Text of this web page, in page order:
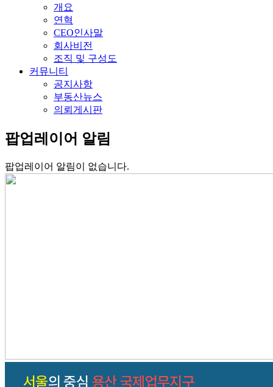
개요
연혁
CEO인사말
회사비전
조직 및 구성도
커뮤니티
공지사항
부동산뉴스
의뢰게시판
팝업레이어 알림
팝업레이어 알림이 없습니다.